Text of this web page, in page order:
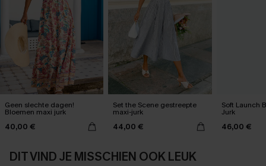
Geen slechte dagen!
Bloemen maxi jurk
40,00 €
Set the Scene gestreepte
maxi-jurk
44,00 €
Soft Launch
Jurk
46,00 €
DIT VIND JE MISSCHIEN OOK LEUK